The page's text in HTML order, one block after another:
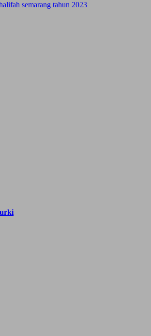
semarang tahun 2023